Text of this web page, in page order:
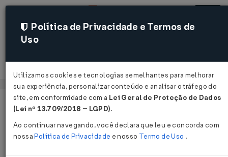
Acessar
Página Inicial
Legislações
Política de Privacidade e Termos de
Uso
Utilizamos cookies e tecnologias semelhantes para melhorar
sua experiência, personalizar conteúdo e analisar o tráfego do
site, em conformidade com a Lei Geral de Proteção de Dados
(Lei nº 13.709/2018 – LGPD).
Ao continuar navegando, você declara que leu e concorda com
nossaPolítica de Privacidade e nosso Termo de Uso .